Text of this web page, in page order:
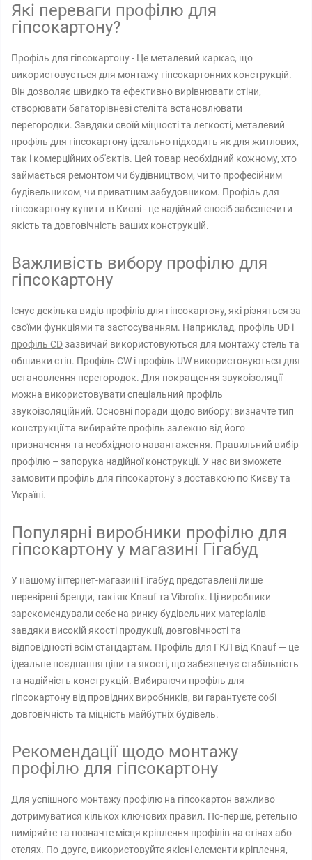
Які переваги профілю для
гіпсокартону?
Профіль для гіпсокартону - Це металевий каркас, що
використовується для монтажу гіпсокартонних конструкцій.
Він дозволяє швидко та ефективно вирівнювати стіни,
створювати багаторівневі стелі та встановлювати
перегородки. Завдяки своїй міцності та легкості, металевий
профіль для гіпсокартону ідеально підходить як для житлових,
так і комерційних об'єктів. Цей товар необхідний кожному, хто
займається ремонтом чи будівництвом, чи то професійним
будівельником, чи приватним забудовником. Профіль для
гіпсокартону купити в Києві - це надійний спосіб забезпечити
якість та довговічність ваших конструкцій.
Важливість вибору профілю для
гіпсокартону
Існує декілька видів профілів для гіпсокартону, які різняться за
своїми функціями та застосуванням. Наприклад, профіль UD і
профіль CD зазвичай використовуються для монтажу стель та
обшивки стін. Профіль CW і профіль UW використовуються для
встановлення перегородок. Для покращення звукоізоляції
можна використовувати спеціальний профіль
звукоізоляційний. Основні поради щодо вибору: визначте тип
конструкції та вибирайте профіль залежно від його
призначення та необхідного навантаження. Правильний вибір
профілю – запорука надійної конструкції. У нас ви зможете
замовити профіль для гіпсокартону з доставкою по Києву та
Україні.
Популярні виробники профілю для
гіпсокартону у магазині Гігабуд
У нашому інтернет-магазині Гігабуд представлені лише
перевірені бренди, такі як Knauf та Vibrofix. Ці виробники
зарекомендували себе на ринку будівельних матеріалів
завдяки високій якості продукції, довговічності та
відповідності всім стандартам. Профіль для ГКЛ від Knauf — це
ідеальне поєднання ціни та якості, що забезпечує стабільність
та надійність конструкцій. Вибираючи профіль для
гіпсокартону від провідних виробників, ви гарантуєте собі
довговічність та міцність майбутніх будівель.
Рекомендації щодо монтажу
профілю для гіпсокартону
Для успішного монтажу профілю на гіпсокартон важливо
дотримуватися кількох ключових правил. По-перше, ретельно
виміряйте та позначте місця кріплення профілів на стінах або
стелях. По-друге, використовуйте якісні елементи кріплення,